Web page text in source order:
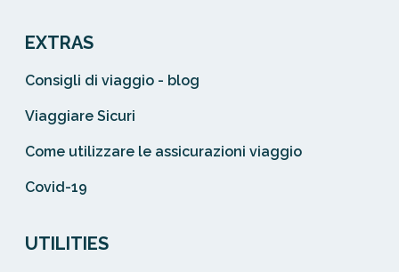
EXTRAS
Consigli di viaggio - blog
Viaggiare Sicuri
Come utilizzare le assicurazioni viaggio
Covid-19
UTILITIES